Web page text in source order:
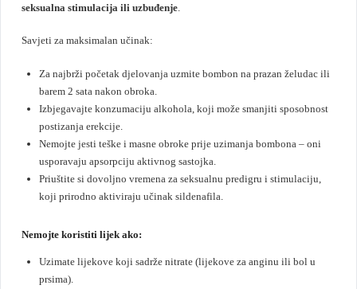
seksualna stimulacija ili uzbuđenje
Savjeti za maksimalan učinak:
Za najbrži početak djelovanja uzmite bombon na prazan želudac ili
barem 2 sata nakon obroka.
Izbjegavajte konzumaciju alkohola, koji može smanjiti sposobnost
postizanja erekcije.
Nemojte jesti teške i masne obroke prije uzimanja bombona – oni
usporavaju apsorpciju aktivnog sastojka.
Priuštite si dovoljno vremena za seksualnu predigru i stimulaciju,
koji prirodno aktiviraju učinak sildenafila.
Nemojte koristiti lijek ako:
Uzimate lijekove koji sadrže nitrate (lijekove za anginu ili bol u
prsima).